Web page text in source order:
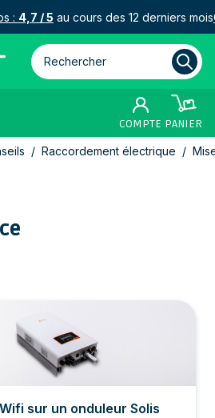
: 4,7 / 5 au cours des 12 derniers mois
Rechercher parmi plus de
COMPTE PANIER
/ Raccordement électrique /
sur un onduleur Solis